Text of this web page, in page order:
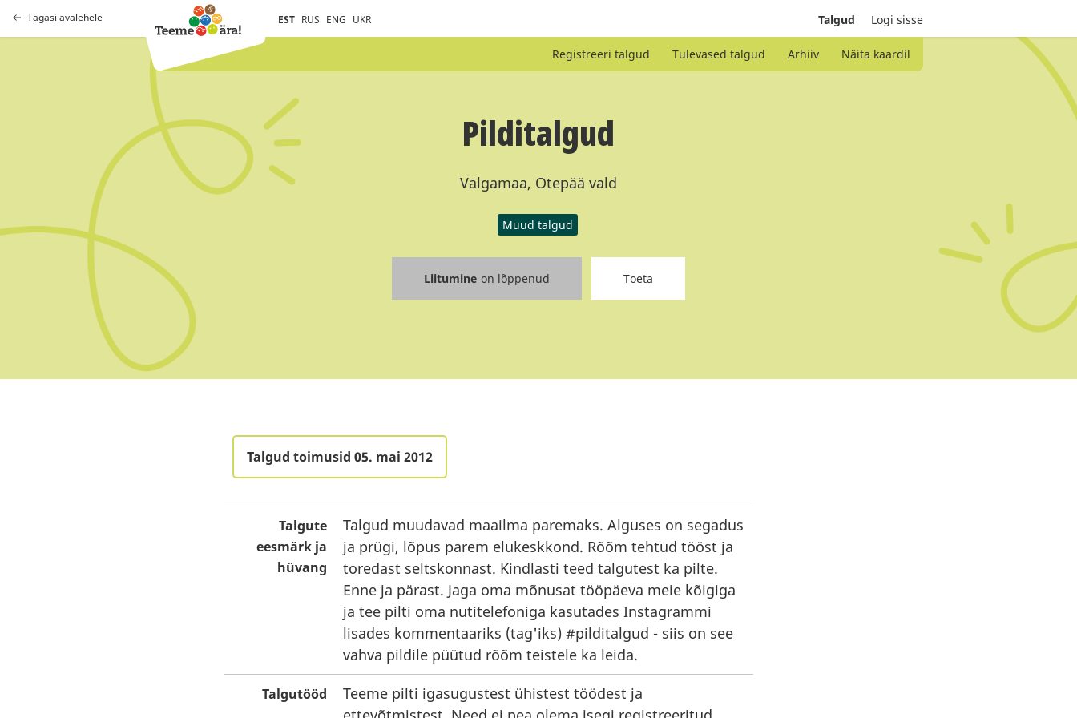
Tagasi avalehele EST RUS ENG UKR Talgud Logi sisse
Registreeri talgud Tulevased talgud Arhiiv Näita kaardil
Pilditalgud
Valgamaa, Otepää vald
Muud talgud
Liitumine on lõppenud Toeta
Talgud toimusid 05. mai 2012
Talgute
eesmärk ja
hüvang
Talgud muudavad maailma paremaks. Alguses on segadus
ja prügi, lõpus parem elukeskkond. Rõõm tehtud tööst ja
toredast seltskonnast. Kindlasti teed talgutest ka pilte.
Enne ja pärast. Jaga oma mõnusat tööpäeva meie kõigiga
ja tee pilti oma nutitelefoniga kasutades Instagrammi
lisades kommentaariks (tag'iks) #pilditalgud - siis on see
vahva pildile püütud rõõm teistele ka leida.
Talgutööd
Teeme pilti igasugustest ühistest töödest ja